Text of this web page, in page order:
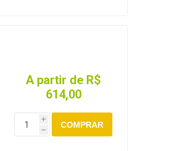
A partir de R$
614,00
i
h
COMPRAR